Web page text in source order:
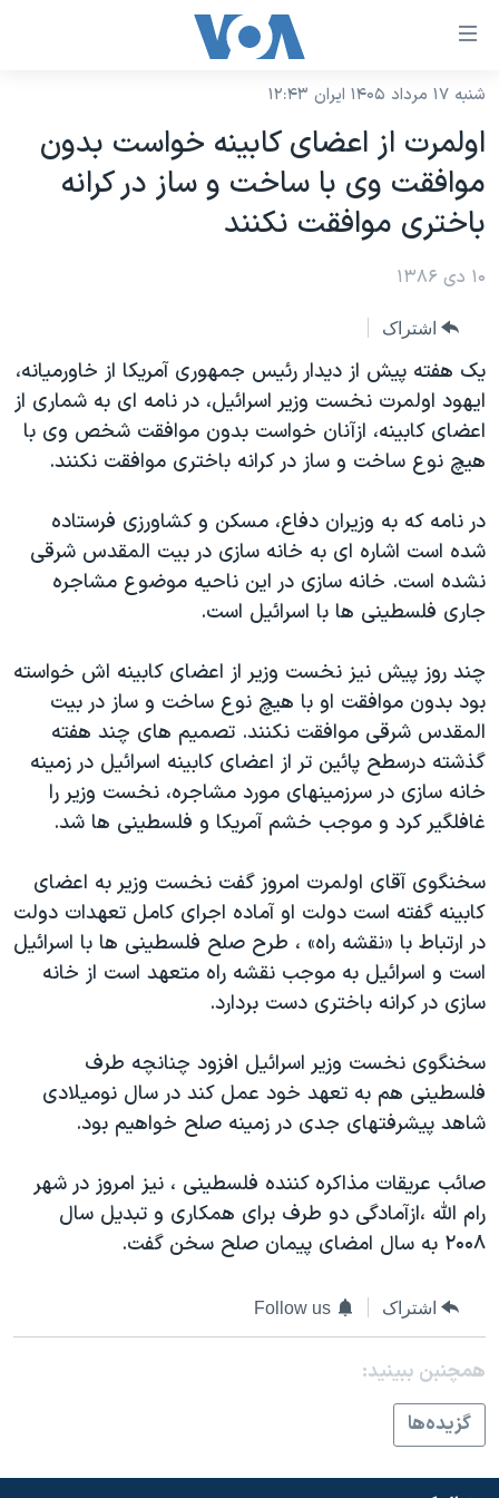
لینکهای
دسترسی
جهش
محتوای
اصلی
به
صفحه
جهش
به
جستجو
نسخه سبک وب‌سایت
موضوع ها
ایران
آمریکا
جهان
ورزشی
گزیده‌ها
ویژه برنامه‌ها
ویدیوها
فرهنگ و زندگی
حقوق شهروندی
اقتصادی
اسرائیل در جنگ
گالری عکس
آرشیو پخش زنده
برنامه های تلویزیونی
جدول برنامه ها
صفحه‌های ویژه
جام جهانی ۲۰۲۶
عملیات خشم حماسی
۲۵۰سالگی آمریکا
بایگانی برنامه‌های تلویزیونی
مستندها
انتخابات ریاست جمهوری آمریکا ۲۰۲۴
حمله جمهوری اسلامی به اسرائیل
ورزش زنان در ایران
اعتراضات زن، زندگی، آزادی
مجموعه مستندهای دادخواهی
تریبونال مردمی آبان ۹۸
چهل سال گروگان‌گیری
قانون شفافیت دارائی کادر رهبری ایران
اعتراضات مردمی آبان ۹۸
اسرائیل در جنگ
همایش محافظه‌کاران آمریکا «سی‌پک»
صفحه‌های ویژه
فرکانس‌های صدای آمریکا
پخش رادیویی
یادگیری زبان انگلیسی
دنبال کنید
زبانهای مختلف
شنبه ۱۷ مرداد ۱۴۰۵ ایران ۱۲:۴۳
اولمرت از اعضای کابينه خواست بدون
موافقت وی با ساخت و ساز در کرانه
باختری موافقت نکنند
۱۰ دی ۱۳۸۶
اشتراک
یک هفته پیش از دیدار رئیس جمهوری آمریکا از خاورمیانه،
ایهود اولمرت نخست وزیر اسرائیل، در نامه ای به شماری از
اعضای کابینه، ازآنان خواست بدون موافقت شخص وی با
هیچ نوع ساخت و ساز در کرانه باختری موافقت نکنند.
در نامه که به وزیران دفاع، مسکن و کشاورزی فرستاده
شده است اشاره ای به خانه سازی در بیت المقدس شرقی
نشده است. خانه سازی در این ناحیه موضوع مشاجره
جاری فلسطینی ها با اسرائیل است.
چند روز پیش نیز نخست وزیر از اعضای کابینه اش خواسته
بود بدون موافقت او با هیچ نوع ساخت و ساز در بیت
المقدس شرقی موافقت نکنند. تصمیم های چند هفته
گذشته درسطح پائین تر از اعضای کابینه اسرائیل در زمینه
خانه سازی در سرزمینهای مورد مشاجره، نخست وزیر را
غافلگیر کرد و موجب خشم آمریکا و فلسطینی ها شد.
سخنگوی آقای اولمرت امروز گفت نخست وزیر به اعضای
کابینه گفته است دولت او آماده اجرای کامل تعهدات دولت
در ارتباط با «نقشه راه» ، طرح صلح فلسطینی ها با اسرائیل
است و اسرائیل به موجب نقشه راه متعهد است از خانه
سازی در کرانه باختری دست بردارد.
سخنگوی نخست وزیر اسرائیل افزود چنانچه طرف
فلسطینی هم به تعهد خود عمل کند در سال نومیلادی
شاهد پیشرفتهای جدی در زمینه صلح خواهیم بود.
صائب عریقات مذاکره کننده فلسطینی ، نیز امروز در شهر
رام الله ،ازآمادگی دو طرف برای همکاری و تبدیل سال
۲۰۰۸ به سال امضای پیمان صلح سخن گفت.
اشتراک Follow us
همچنبن ببینید:
گزيده‌ها